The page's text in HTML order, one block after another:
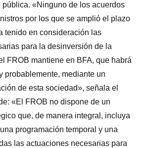
«Ninguno de los acuerdos
por los que se amplió el plazo
tenido en consideración las
para la desinversión de la
FROB mantiene en BFA, que habrá
probablemente, mediante un
de esta sociedad», señala el
«El FROB no dispone de un
que, de manera integral, incluya
programación temporal y una
las actuaciones necesarias para